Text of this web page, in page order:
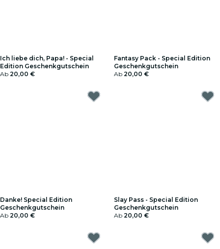
Ich liebe dich, Papa! - Special
Edition Geschenkgutschein
Ab 20,00 €
Fantasy Pack - Special Edition
Geschenkgutschein
Ab 20,00 €
Danke! Special Edition
Geschenkgutschein
Ab 20,00 €
Slay Pass - Special Edition
Geschenkgutschein
Ab 20,00 €